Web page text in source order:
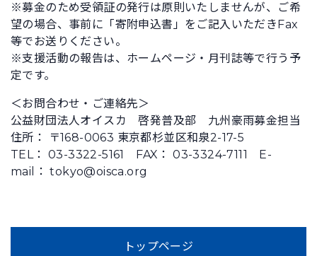
※募金のため受領証の発行は原則いたしませんが、ご希
望の場合、事前に「寄附申込書」をご記入いただきFax
等でお送りください。
※支援活動の報告は、ホームページ・月刊誌等で行う予
定です。
＜お問合わせ・ご連絡先＞
公益財団法人オイスカ 啓発普及部 九州豪雨募金担当
住所： 〒168-0063 東京都杉並区和泉2-17-5
TEL： 03-3322-5161 FAX： 03-3324-7111 E-
mail： tokyo@oisca.org
トップページ